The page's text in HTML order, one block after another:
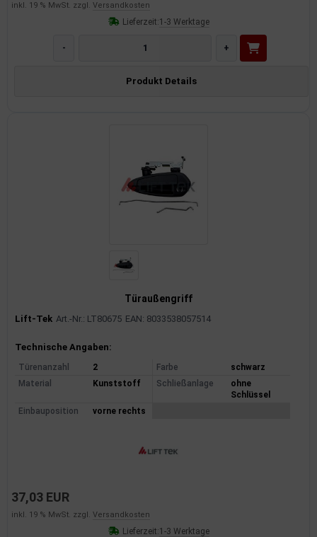
inkl. 19 % MwSt. zzgl. Versandkosten
Lieferzeit:1-3 Werktage
- +
Produkt Details
Türaußengriff
Lift-Tek Art.-Nr.: LT80675 EAN: 8033538057514
Produktinformationen
Technische Angaben:
Türenanzahl 2 Farbe
schwarz
Material
Kunststoff Schließanlage
ohne
Schlüssel
Einbauposition
vorne rechts
37,03 EUR
inkl. 19 % MwSt. zzgl. Versandkosten
Lieferzeit:1-3 Werktage